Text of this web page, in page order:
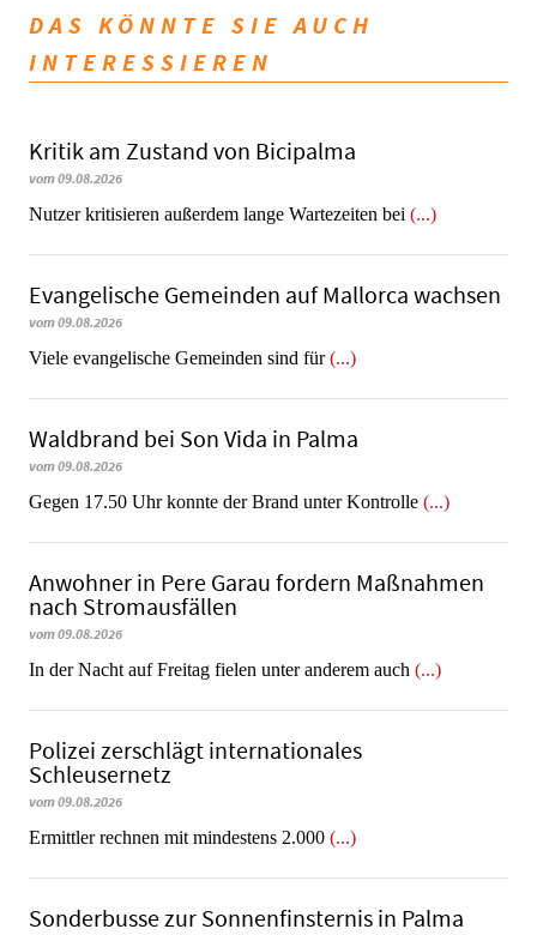
DAS KÖNNTE SIE AUCH
INTERESSIEREN
Kritik am Zustand von Bicipalma
vom 09.08.2026
Nutzer kritisieren außerdem lange Wartezeiten bei (...)
Evangelische Gemeinden auf Mallorca wachsen
vom 09.08.2026
Viele evangelische Gemeinden sind für(...)
Waldbrand bei Son Vida in Palma
vom 09.08.2026
Gegen 17.50 Uhr konnte der Brand unter Kontrolle (...)
Anwohner in Pere Garau fordern Maßnahmen
nach Stromausfällen
vom 09.08.2026
In der Nacht auf Freitag fielen unter anderem auch (...)
Polizei zerschlägt internationales
Schleusernetz
vom 09.08.2026
Ermittler rechnen mit mindestens 2.000 (...)
Sonderbusse zur Sonnenfinsternis in Palma